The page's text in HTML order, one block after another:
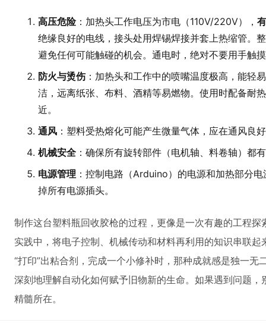
高压危险：加热头工作电压为市电（110V/220V），
绝缘良好的电线，接头处用焊锡焊接并套上热缩管。
避免任何可能触碰的机会。通电时，绝对不要用手触
防火与烫伤：加热头和工作中的喷嘴温度极高，能轻
洁，远离纸张、布料、酒精等易燃物。使用时配备耐
近。
通风 ：塑料受热熔化可能产生微量气体，应在通风良
机械安全 ：确保所有旋转部件（电机轴、料卷轴）都
电源管理 ：控制电路（Arduino）的电源和加热部分
掉所有电源插头。
制作这台塑料瓶回收胶枪的过程，更像是一次有趣的工程
实践中，将电子控制、机械传动和材料再利用的知识串联
“打印”出粘合剂，完成一个小修补时，那种成就感是独一
深刻地理解自动化如何赋予旧物新的生命。如果遇到问题
精髓所在。